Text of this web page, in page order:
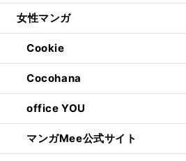
女性マンガ
Cookie
Cocohana
office YOU
マンガMee公式サイト